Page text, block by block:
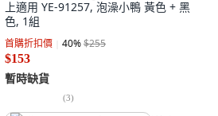
上適用 YE-91257, 泡澡小鴨 黃色 + 黑
色, 1組
首購折扣價 40%$255
$153
暫時缺貨
(3)